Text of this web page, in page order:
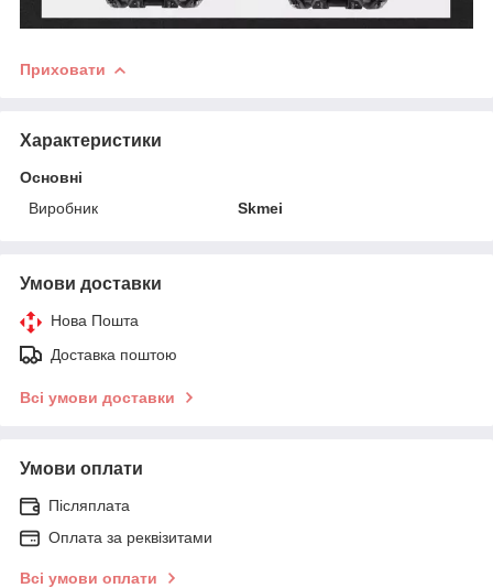
Приховати
Характеристики
Основні
Виробник
Skmei
Умови доставки
Нова Пошта
Доставка поштою
Всі умови доставки
Умови оплати
Післяплата
Оплата за реквізитами
Всі умови оплати